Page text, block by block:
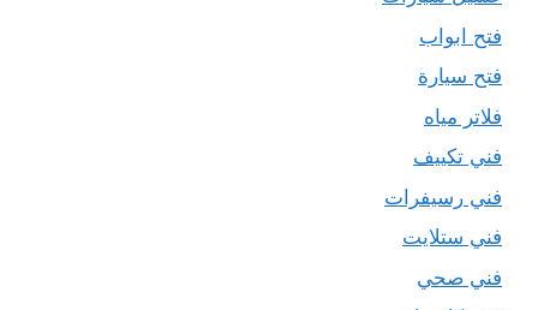
فتح ابواب
فتح سيارة
فلاتر مياه
فني تكييف
فني رسيفرات
فني ستلايت
فني صحي